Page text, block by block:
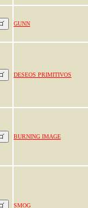
GUNN
DESEOS PRIMITIVOS
BURNING IMAGE
SMOG